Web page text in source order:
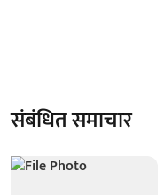
संबंधित समाचार